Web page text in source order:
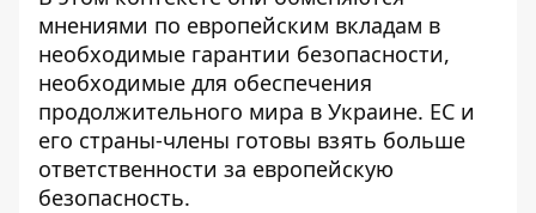
мнениями по европейским вкладам в
необходимые гарантии безопасности,
необходимые для обеспечения
продолжительного мира в Украине. ЕС и
его страны-члены готовы взять больше
ответственности за европейскую
безопасность.